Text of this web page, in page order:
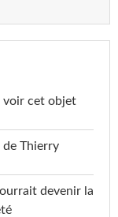
voir cet objet
Thierry
devenir la